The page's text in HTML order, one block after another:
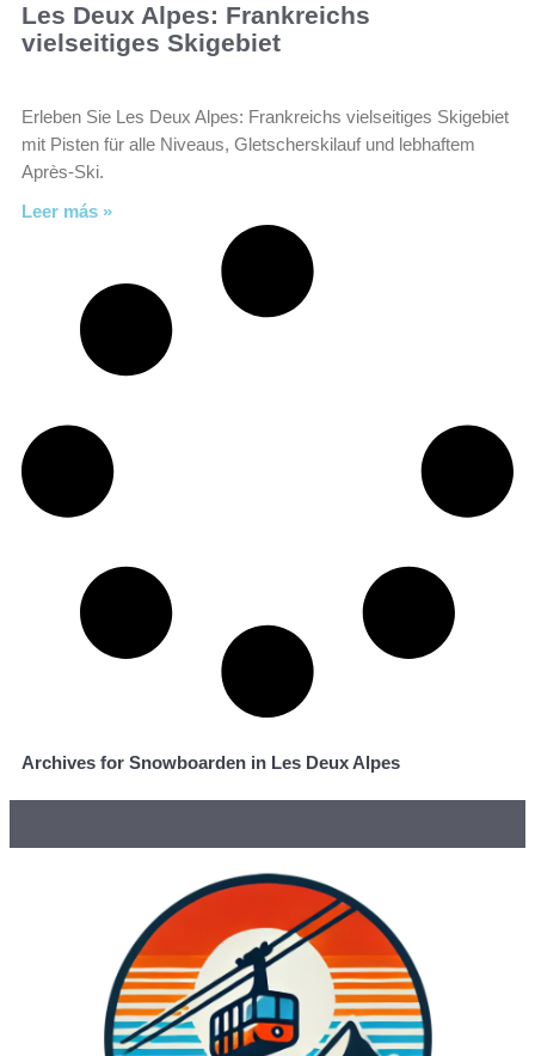
Les Deux Alpes: Frankreichs
vielseitiges Skigebiet
Erleben Sie Les Deux Alpes: Frankreichs vielseitiges Skigebiet
mit Pisten für alle Niveaus, Gletscherskilauf und lebhaftem
Après-Ski.
Leer más »
Archives for Snowboarden in Les Deux Alpes